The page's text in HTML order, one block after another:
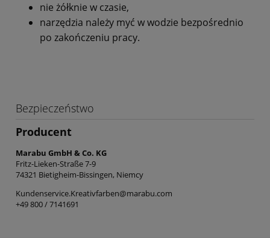
nie żółknie w czasie,
narzędzia należy myć w wodzie bezpośrednio
po zakończeniu pracy.
Bezpieczeństwo
Producent
Marabu GmbH & Co. KG
Fritz-Lieken-Straße 7-9
74321 Bietigheim-Bissingen, Niemcy
Kundenservice.Kreativfarben@marabu.com
+49 800 / 7141691